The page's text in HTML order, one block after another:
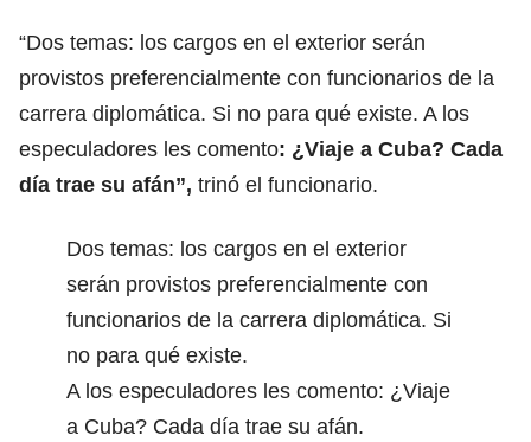
“Dos temas: los cargos en el exterior serán
provistos preferencialmente con funcionarios de la
carrera diplomática. Si no para qué existe. A los
especuladores les comento: ¿Viaje a Cuba? Cada
día trae su afán”, trinó el funcionario.
Dos temas: los cargos en el exterior
serán provistos preferencialmente con
funcionarios de la carrera diplomática. Si
no para qué existe.
A los especuladores les comento: ¿Viaje
a Cuba? Cada día trae su afán.